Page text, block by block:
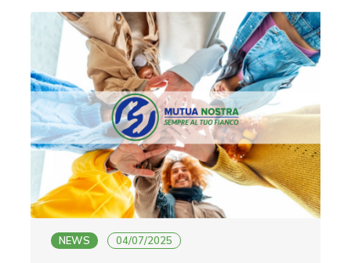
NEWS 04/07/2025